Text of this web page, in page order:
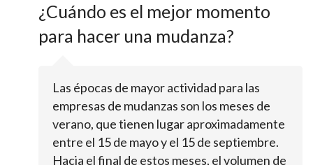
¿Cuándo es el mejor momento
para hacer una mudanza?
Las épocas de mayor actividad para las
empresas de mudanzas son los meses de
verano, que tienen lugar aproximadamente
entre el 15 de mayo y el 15 de septiembre.
Hacia el final de estos meses, el volumen de